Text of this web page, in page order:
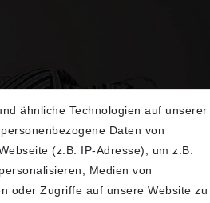
neu eingetroffenen
an
ähnliche Technologien auf unserer
Daten von
(z.B. IP-Adresse), um z.B.
Medien von
oder Zugriffe auf unsere Website zu